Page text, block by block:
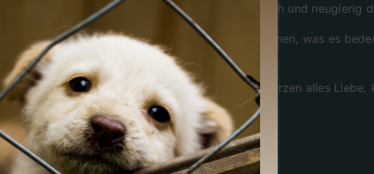
auf und entdeckte fröhlich und neugierig
Inzwischen darf Koko lernen, was es
zu sein.
Wir wünschen dir von Herzen alles Liebe,